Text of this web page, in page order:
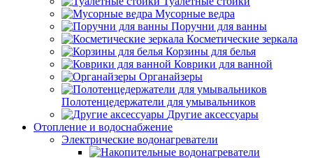
Мусорные ведра
Поручни для ванны
Косметические зеркала
Корзины для белья
Коврики для ванной
Органайзеры
Полотенцедержатели для умывальников
Другие аксессуары
Отопление и водоснабжение
Электрические водонагреватели